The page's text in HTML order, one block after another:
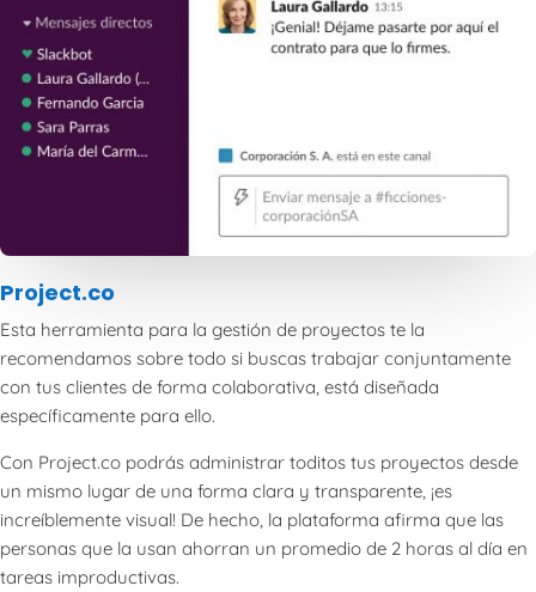
Project.co
Esta herramienta para la gestión de proyectos te la
recomendamos sobre todo si buscas trabajar conjuntamente
con tus clientes de forma colaborativa, está diseñada
específicamente para ello.
Con Project.co podrás administrar toditos tus proyectos desde
un mismo lugar de una forma clara y transparente, ¡es
increíblemente visual! De hecho, la plataforma afirma que las
personas que la usan ahorran un promedio de 2 horas al día en
tareas improductivas.